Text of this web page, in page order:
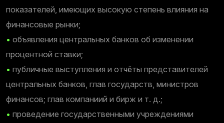
показателей, имеющих высокую степень влияния на
финансовые рынки;
• объявления центральных банков об изменении
процентной ставки;
• публичные выступления и отчёты представителей
центральных банков, глав государств, министров
финансов; глав компаниий и бирж и т. д.;
• проведение государственными учреждениями